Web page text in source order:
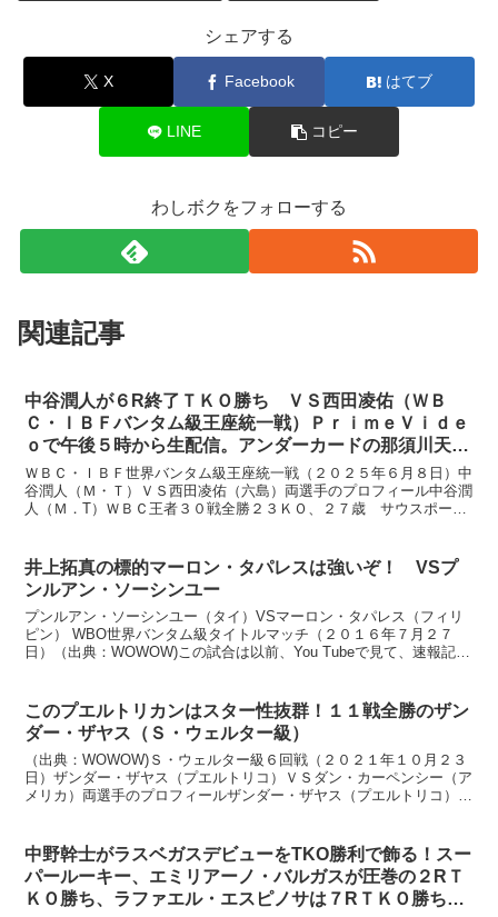
シェアする
X Facebook はてブ
LINE コピー
わしボクをフォローする
関連記事
中谷潤人が６R終了ＴＫＯ勝ち ＶＳ西田凌佑（ＷＢ
Ｃ・ＩＢＦバンタム級王座統一戦）ＰｒｉｍｅＶｉｄｅ
ｏで午後５時から生配信。アンダーカードの那須川天
心、坪井智也、増田陸も全員完勝（６月８日）
ＷＢＣ・ＩＢＦ世界バンタム級王座統一戦（２０２５年６月８日）中
谷潤人（Ｍ・Ｔ）ＶＳ西田凌佑（六島）両選手のプロフィール中谷潤
人（Ｍ．T）ＷＢＣ王者３０戦全勝２３ＫＯ、２７歳 サウスポー身
井上拓真の標的マーロン・タパレスは強いぞ！ VSプ
ンルアン・ソーシンユー
プンルアン・ソーシンユー（タイ）VSマーロン・タパレス（フィリ
ピン） WBO世界バンタム級タイトルマッチ（２０１６年７月２７
日）（出典：WOWOW)この試合は以前、You Tubeで見て、速報記事
このプエルトリカンはスター性抜群！１１戦全勝のザン
ダー・ザヤス（Ｓ・ウェルター級）
（出典：WOWOW)Ｓ・ウェルター級６回戦（２０２１年１０月２３
日）ザンダー・ザヤス（プエルトリコ）ＶＳダン・カーペンシー（ア
メリカ）両選手のプロフィールザンダー・ザヤス（プエルトリコ）１
中野幹士がラスベガスデビューをTKO勝利で飾る！スー
パールーキー、エミリアーノ・バルガスが圧巻の２RＴ
ＫＯ勝ち、ラファエル・エスピノサは７RＴＫＯ勝ちで